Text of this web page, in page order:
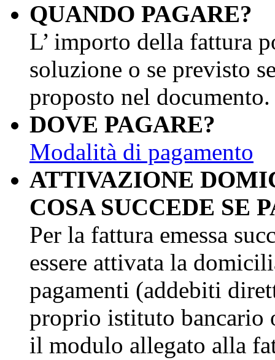
QUANDO PAGARE?
L’ importo della fattura
soluzione o se previsto
proposto nel documento.
DOVE PAGARE?
Modalità di pagamento
ATTIVAZIONE
COSA SUCCEDE SE
Per la fattura emessa
essere attivata la
pagamenti (addebiti
proprio istituto bancario
il modulo allegato alla